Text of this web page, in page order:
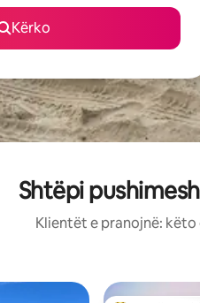
Kërko
Shtëpi
Klientët e pranojnë: këto